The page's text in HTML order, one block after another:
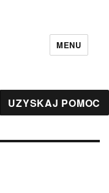
MENU
UZYSKAJ POMOC